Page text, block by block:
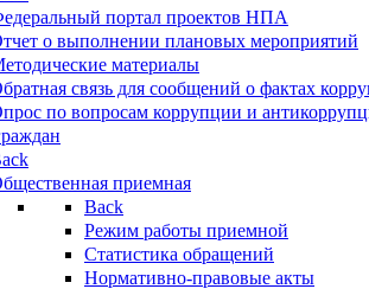
портал проектов НПА
о выполнении плановых мероприятий
материалы
связь для сообщений о фактах
по вопросам коррупции и
приемная
Back
Режим работы приемной
Статистика обращений
Нормативно-правовые акты